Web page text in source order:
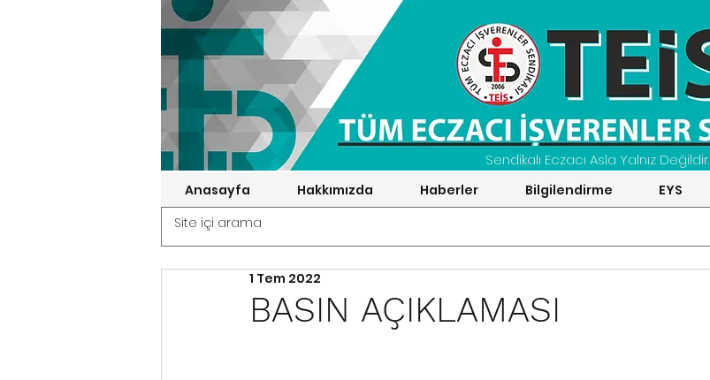
Sendikalı Eczacı Asla Yalnız Değildir.
Anasayfa Hakkımızda Haberler Bilgilendirme EYS
BASIN AÇIKLAMASI
1 Tem 2022